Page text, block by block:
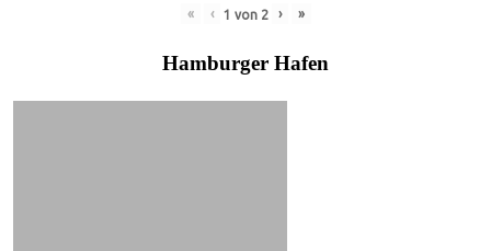
« ‹ 1 von 2 › »
Hamburger Hafen